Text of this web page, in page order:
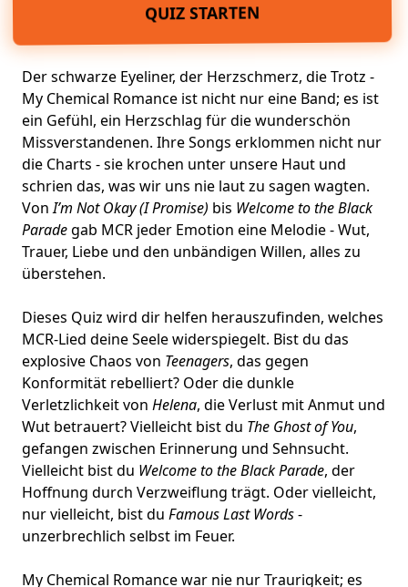
QUIZ STARTEN
Der schwarze Eyeliner, der Herzschmerz, dieTrotz -
My Chemical Romance ist nicht nur eine Band; es ist
ein Gefühl, ein Herzschlag für die wunderschön
Missverstandenen. Ihre Songs erklommen nicht nur
die Charts - sie krochen unter unsere Haut und
schrien das, was wir uns nie laut zu sagen wagten.
VonI’m Not Okay (I Promise) bis Welcome to the Black
Paradegab MCR jeder Emotion eine Melodie -Wut,
Trauer, Liebe und den unbändigen Willen, alles zu
überstehen.
Dieses Quiz wird dir helfen herauszufinden, welches
MCR-Lied deine Seele widerspiegelt. Bist du das
explosive Chaos von Teenagers, das gegen
Konformität rebelliert? Oder diedunkle
Verletzlichkeitvon Helena, die Verlust mit Anmut und
Wut betrauert? Vielleicht bist du The Ghost of You,
gefangen zwischen Erinnerung und Sehnsucht.
Vielleicht bist du Welcome to the Black Parade, der
Hoffnung durch Verzweiflung trägt. Oder vielleicht,
nur vielleicht, bist du Famous Last Words-
unzerbrechlich selbst im Feuer.
My Chemical Romance war nie nur Traurigkeit; es